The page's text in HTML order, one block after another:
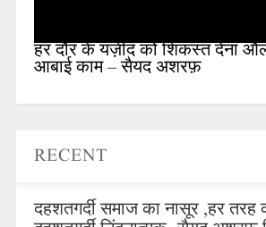
हर दौर के यज़ीद को शिकस्त देना
आबाई काम – सैयद अशरफ़
RECENT
दहशतगर्दी समाज का नासूर ,हर तरह